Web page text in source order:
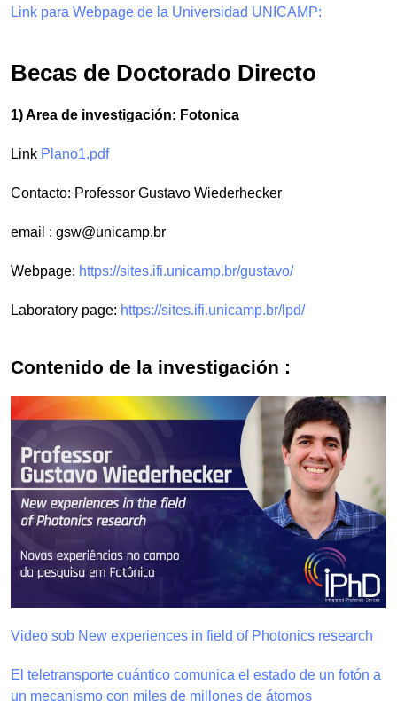
Link para Webpage de la Universidad UNICAMP:
Becas de Doctorado Directo
1) Area de investigación: Fotonica
Link Plano1.pdf
Contacto: Professor Gustavo Wiederhecker
email : gsw@unicamp.br
Webpage: https://sites.ifi.unicamp.br/gustavo/
Laboratory page: https://sites.ifi.unicamp.br/lpd/
Contenido de la investigación :
Video sob New experiences in field of Photonics research
El teletransporte cuántico comunica el estado de un fotón a
un mecanismo con miles de millones de átomos